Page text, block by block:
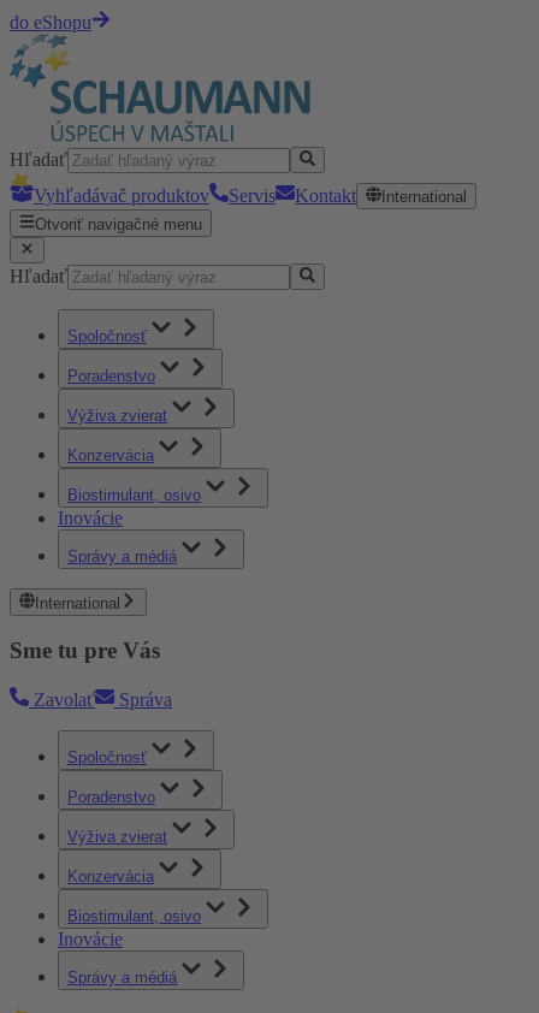
do eShopu
Hľadať
Vyhľadávač produktov
Servis Kontakt
International
Otvoriť navigačné menu
Hľadať
Spoločnosť
Poradenstvo
Výživa zvierat
Konzervácia
Biostimulant, osivo
Inovácie
Správy a médiá
International
Sme tu pre Vás
Zavolať Správa
Spoločnosť
Poradenstvo
Výživa zvierat
Konzervácia
Biostimulant, osivo
Inovácie
Správy a médiá